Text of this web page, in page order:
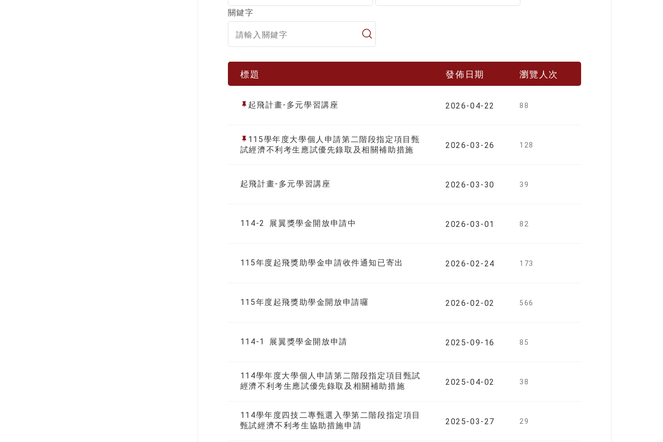
關鍵字
標題 發佈日期 瀏覽人次
起飛計畫-多元學習講座 2026-04-22 88
115學年度大學個人申請第二階段指定項目甄
試經濟不利考生應試優先錄取及相關補助措施
2026-03-26 128
起飛計畫-多元學習講座 2026-03-30 39
114-2 展翼獎學金開放申請中 2026-03-01 82
115年度起飛獎助學金申請收件通知已寄出 2026-02-24 173
115年度起飛獎助學金開放申請囉 2026-02-02 566
114-1 展翼獎學金開放申請 2025-09-16 85
114學年度大學個人申請第二階段指定項目甄試
經濟不利考生應試優先錄取及相關補助措施
2025-04-02 38
114學年度四技二專甄選入學第二階段指定項目
甄試經濟不利考生協助措施申請
2025-03-27 29